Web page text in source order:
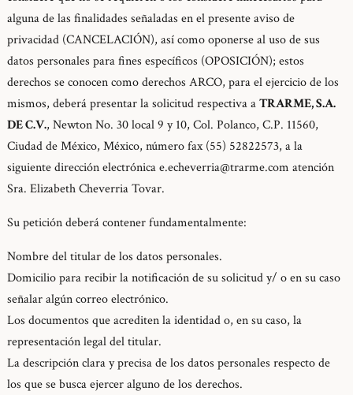
alguna de las finalidades señaladas en el presente aviso de
privacidad (CANCELACIÓN), así como oponerse al uso de sus
datos personales para fines específicos (OPOSICIÓN); estos
derechos se conocen como derechos ARCO, para el ejercicio de los
mismos, deberá presentar la solicitud respectiva aTRARME, S.A.
DE C.V., Newton No. 30 local 9 y 10, Col. Polanco, C.P. 11560,
Ciudad de México, México, número fax (55) 52822573, a la
siguiente dirección electrónicae.echeverria@trarme.com atención
Sra. Elizabeth Cheverria Tovar.
Su petición deberá contener fundamentalmente:
Nombre del titular de los datos personales.
Domicilio para recibir la notificación de su solicitud y/ o en su caso
señalar algún correo electrónico.
Los documentos que acrediten la identidad o, en su caso, la
representación legal del titular.
La descripción clara y precisa de los datos personales respecto de
los que se busca ejercer alguno de los derechos.